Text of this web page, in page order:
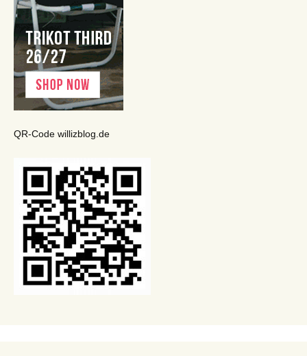
QR-Code willizblog.de